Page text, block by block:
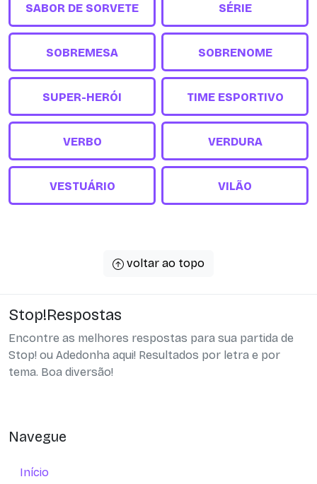
SABOR DE SORVETE SÉRIE
SOBREMESA SOBRENOME
SUPER-HERÓI TIME ESPORTIVO
VERBO VERDURA
VESTUÁRIO VILÃO
voltar ao topo
Stop!Respostas
Encontre as melhores respostas para sua partida de
Stop! ou Adedonha aqui! Resultados por letra e por
tema. Boa diversão!
Navegue
Início